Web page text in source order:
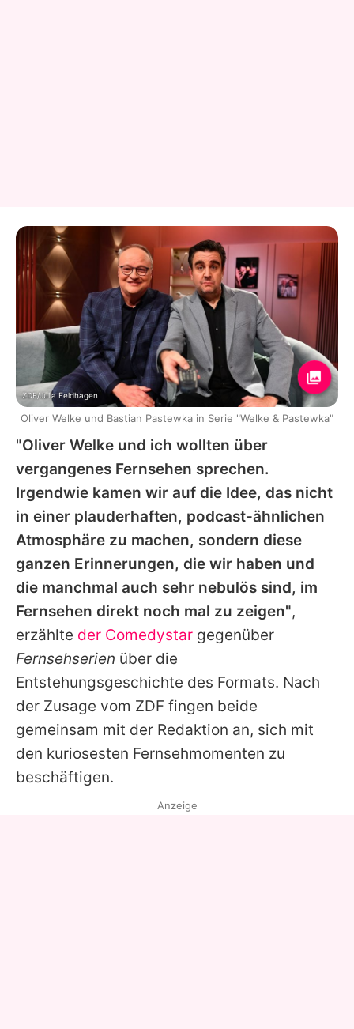
"Oliver Welke und ich wollten über
vergangenes Fernsehen sprechen.
Irgendwie kamen wir auf die Idee, das nicht
in einer plauderhaften, podcast-ähnlichen
Atmosphäre zu machen, sondern diese
ganzen Erinnerungen, die wir haben und
die manchmal auch sehr nebulös sind, im
Fernsehen direkt noch mal zu zeigen",
erzählte der Comedystar gegenüber
Fernsehserien über die
Entstehungsgeschichte des Formats. Nach
der Zusage vom ZDF fingen beide
gemeinsam mit der Redaktion an, sich mit
den kuriosesten Fernsehmomenten zu
beschäftigen.
ZDF/Julia Feldhagen
Oliver Welke und Bastian Pastewka in Serie "Welke & Pastewka"
Anzeige